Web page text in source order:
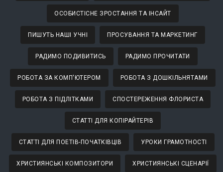
ОСОБИСТІСНЕ ЗРОСТАННЯ ТА ІНСАЙТ
ПИШУТЬ НАШІ УЧНІ ПРОСУВАННЯ ТА МАРКЕТИНГ
РАДИМО ПОДИВИТИСЬ РАДИМО ПРОЧИТАТИ
РОБОТА ЗА КОМП'ЮТЕРОМ РОБОТА З ДОШКІЛЬНЯТАМИ
РОБОТА З ПІДЛІТКАМИ СПОСТЕРЕЖЕННЯ ФЛОРИСТА
СТАТТІ ДЛЯ КОПІРАЙТЕРІВ
СТАТТІ ДЛЯ ПОЕТІВ-ПОЧАТКІВЦІВ УРОКИ ГРАМОТНОСТІ
ХРИСТИЯНСЬКІ КОМПОЗИТОРИ ХРИСТИЯНСЬКІ СЦЕНАРІЇ